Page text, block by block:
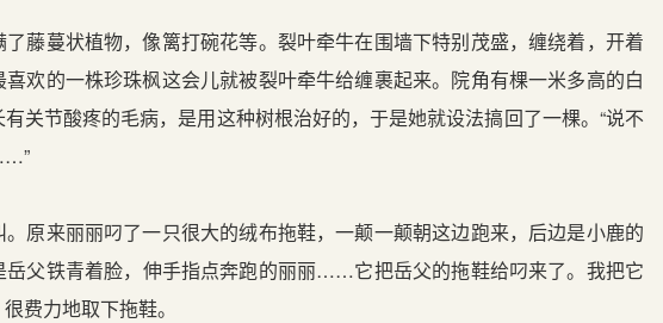
蔓状植物，像篱打碗花等。裂叶牵牛在围墙下特别茂盛，缠绕着，开着
欢的一株珍珠枫这会儿就被裂叶牵牛给缠裹起来。院角有棵一米多高的白
关节酸疼的毛病，是用这种树根治好的，于是她就设法搞回了一棵。“说不
来丽丽叼了一只很大的绒布拖鞋，一颠一颠朝这边跑来，后边是小鹿的
岳父铁青着脸，伸手指点奔跑的丽丽……它把岳父的拖鞋给叼来了。我把它
费力地取下拖鞋。